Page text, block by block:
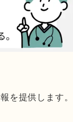
を提供します。